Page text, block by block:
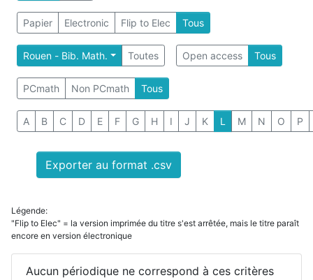
Papier Electronic Flip to Elec Tous
Rouen - Bib. Math. Toutes Open access Tous
PCmath Non PCmath Tous
A B C D E F G H I J K L M N O P
Exporter au format .csv
Légende:
"Flip to Elec" = la version imprimée du titre s'est arrêtée, mais le titre paraît
encore en version électronique
Aucun périodique ne correspond à ces critères